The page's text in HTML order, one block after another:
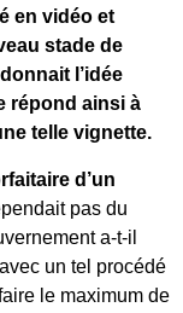
en vidéo et
stade de
l’idée
répond ainsi à
telle vignette.
d’un
pas du
a-t-il
un tel procédé
le maximum de